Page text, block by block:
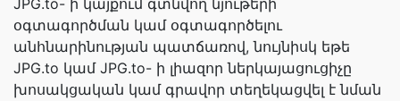
JPG.to- ի կայքում գտնվող նյութերի
օգտագործման կամ օգտագործելու
անհնարինության պատճառով, նույնիսկ եթե
JPG.to կամ JPG.to- ի լիազոր ներկայացուցիչը
խոսակցական կամ գրավոր տեղեկացվել է նման